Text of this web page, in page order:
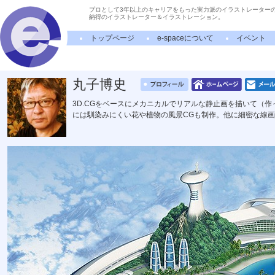
プロとして3年以上のキャリアをもった実力派のイラストレーター
納得のイラストレーター＆イラストレーション。
トップページ e-spaceについて イベント
丸子博史
3D.CGをベースにメカニカルでリアルな静止画を描いて（
には馴染みにくい花や植物の風景CGも制作。他に細密な線